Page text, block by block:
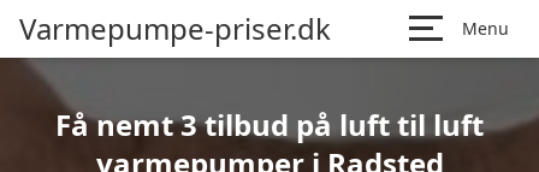
Varmepumpe-priser.dk Menu
Få nemt 3 tilbud på luft til luft
varmepumper i Radsted